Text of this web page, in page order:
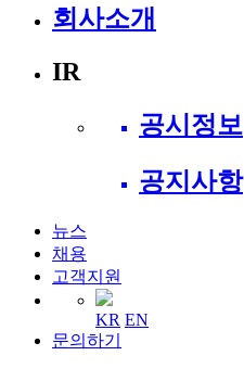
회사소개
IR
공시정보
공지사항
뉴스
채용
고객지원
KR EN
문의하기